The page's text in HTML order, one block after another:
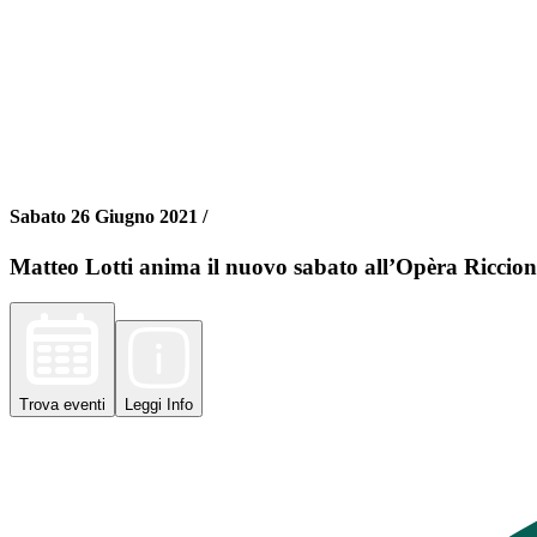
Sabato 26 Giugno 2021 /
Matteo Lotti anima il nuovo sabato all’Opèra
Trova eventi Leggi Info